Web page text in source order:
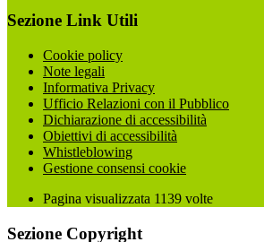
Sezione Link Utili
Cookie policy
Note legali
Informativa Privacy
Ufficio Relazioni con il Pubblico
Dichiarazione di accessibilità
Obiettivi di accessibilità
Whistleblowing
Gestione consensi cookie
Pagina visualizzata 1139 volte
Sezione Copyright